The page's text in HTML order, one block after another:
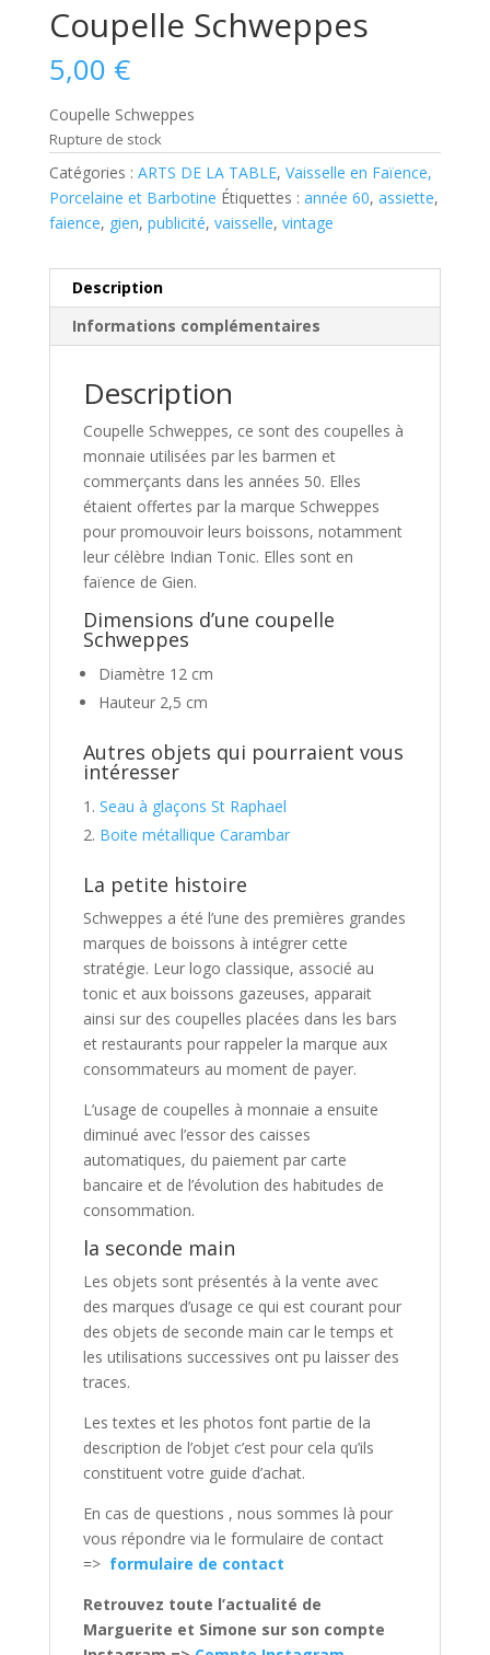
Coupelle Schweppes
5,00 €
Coupelle Schweppes
Rupture de stock
Catégories : ARTS DE LA TABLE, Vaisselle en Faïence,
Porcelaine et Barbotine Étiquettes : année 60, assiette,
faience, gien, publicité, vaisselle, vintage
Description
Informations complémentaires
Description
Coupelle Schweppes, ce sont des coupelles à
monnaie utilisées par les barmen et
commerçants dans les années 50. Elles
étaient offertes par la marque Schweppes
pour promouvoir leurs boissons, notamment
leur célèbre Indian Tonic. Elles sont en
faïence de Gien.
Dimensions d’une coupelle
Schweppes
Diamètre 12 cm
Hauteur 2,5 cm
Autres objets qui pourraient vous
intéresser
Seau à glaçons St Raphael
Boite métallique Carambar
La petite histoire
Schweppes a été l’une des premières grandes
marques de boissons à intégrer cette
stratégie. Leur logo classique, associé au
tonic et aux boissons gazeuses, apparait
ainsi sur des coupelles placées dans les bars
et restaurants pour rappeler la marque aux
consommateurs au moment de payer.
L’usage de coupelles à monnaie a ensuite
diminué avec l’essor des caisses
automatiques, du paiement par carte
bancaire et de l’évolution des habitudes de
consommation.
la seconde main
Les objets sont présentés à la vente avec
des marques d’usage ce qui est courant pour
des objets de seconde main car le temps et
les utilisations successives ont pu laisser des
traces.
Les textes et les photos font partie de la
description de l’objet c’est pour cela qu’ils
constituent votre guide d’achat.
En cas de questions , nous sommes là pour
vous répondre via le formulaire de contact
=> formulaire de contact
Retrouvez toute l’actualité de
Marguerite et Simone sur son compte